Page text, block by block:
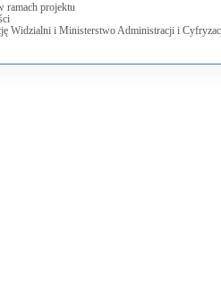
ramach projektu
Widzialni i Ministerstwo Administracji i